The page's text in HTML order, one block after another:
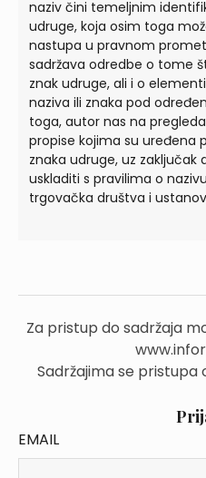
naziv čini temeljnim
udruge, koja osim toga
nastupa u pravnom
sadržava odredbe o tome
znak udruge, ali i o
naziva ili znaka pod
toga, autor nas na
propise kojima su uređena
znaka udruge, uz
uskladiti s pravilima o
trgovačka društva i
Za pristup do sadržaja
Sadržajima se pristupa
EMAIL